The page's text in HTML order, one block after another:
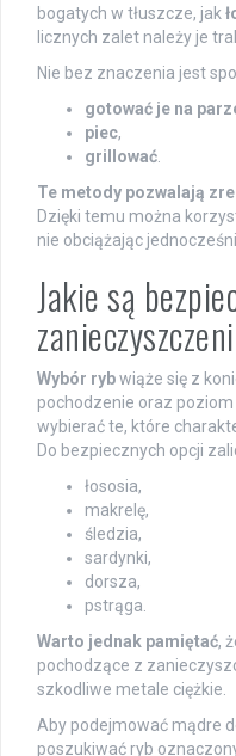
bogatych w tłuszcze, jak
licznych zalet należy je
Nie bez znaczenia jest
gotować je na
piec,
grillować
Te metody pozwalają
Dzięki temu można
nie obciążając
Jakie są
Wybór rybwiąże się z
pochodzenie oraz
wybierać te, które
Do bezpiecznych opcji
łososia,
makrelę,
śledzia,
sardynki,
dorsza,
pstrąga.
Warto jednak pamiętać,
pochodzące z
szkodliwe metale ciężkie.
Aby podejmować mądre
poszukiwać ryb